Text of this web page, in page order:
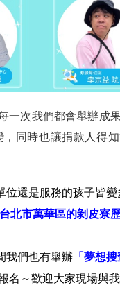
一次我們都會舉辦成
同時也讓捐款人得
還是服務的孩子皆變
台北市萬華區的剝皮寮
我們也有舉辦 「夢想
名～歡迎大家現場與